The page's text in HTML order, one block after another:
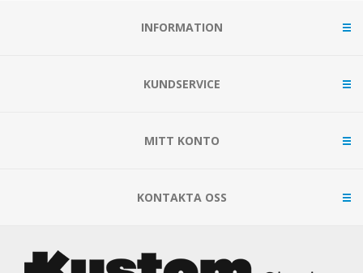
INFORMATION
KUNDSERVICE
MITT KONTO
KONTAKTA OSS